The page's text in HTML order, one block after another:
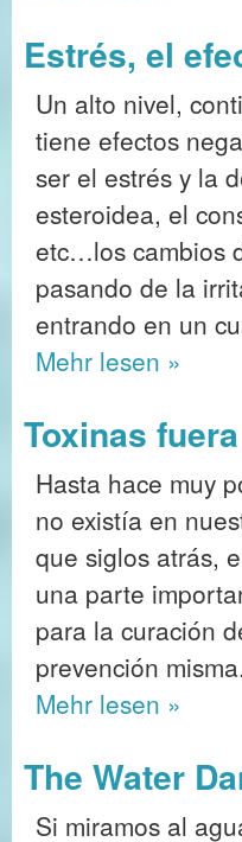
Estrés, el
Un alto nivel,
tiene efectos
ser el estrés y la
esteroidea, el
etc…los cambios
pasando de la
entrando en un
Mehr lesen »
Toxinas
Hasta hace muy
no existía en
que siglos atrás,
una parte
para la curación
prevención misma.
Mehr lesen »
The Water
Si miramos al